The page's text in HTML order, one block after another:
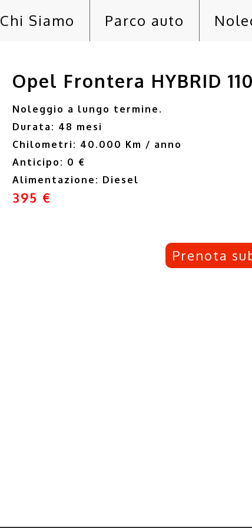
Chi Siamo Parco auto
Opel Frontera HYBRID
Noleggio a lungo termine.
Durata: 48 mesi
Chilometri: 40.000 Km / anno
Anticipo: 0 €
Alimentazione: Diesel
395 €
Prenota